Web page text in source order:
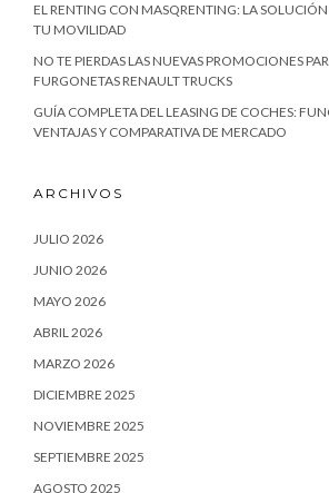
EL RENTING CON MASQRENTING: LA
TU MOVILIDAD
NO TE PIERDAS LAS NUEVAS PROMOCIONES
FURGONETAS RENAULT TRUCKS
GUÍA COMPLETA DEL LEASING DE COCHES:
VENTAJAS Y COMPARATIVA DE MERCADO
ARCHIVOS
JULIO 2026
JUNIO 2026
MAYO 2026
ABRIL 2026
MARZO 2026
DICIEMBRE 2025
NOVIEMBRE 2025
SEPTIEMBRE 2025
AGOSTO 2025